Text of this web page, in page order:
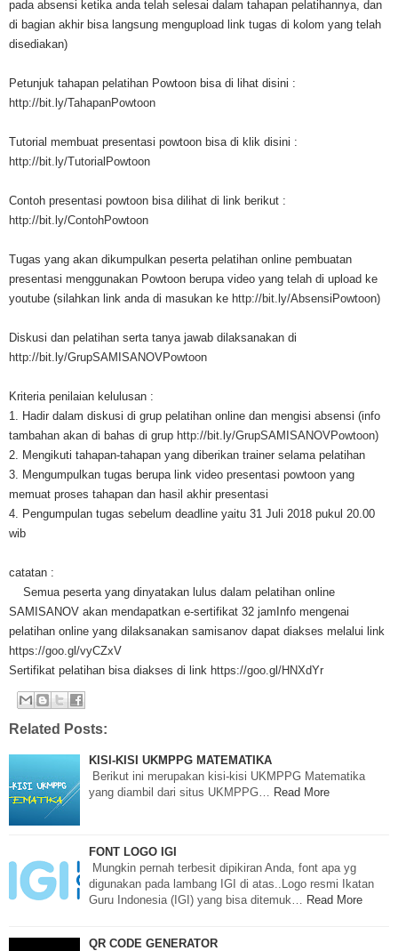
pada absensi ketika anda telah selesai dalam tahapan pelatihannya, dan
di bagian akhir bisa langsung mengupload link tugas di kolom yang telah
disediakan)
Petunjuk tahapan pelatihan Powtoon bisa di lihat disini :
http://bit.ly/TahapanPowtoon
Tutorial membuat presentasi powtoon bisa di klik disini :
http://bit.ly/TutorialPowtoon
Contoh presentasi powtoon bisa dilihat di link berikut :
http://bit.ly/ContohPowtoon
Tugas yang akan dikumpulkan peserta pelatihan online pembuatan
presentasi menggunakan Powtoon berupa video yang telah di upload ke
youtube (silahkan link anda di masukan ke http://bit.ly/AbsensiPowtoon)
Diskusi dan pelatihan serta tanya jawab dilaksanakan di
http://bit.ly/GrupSAMISANOVPowtoon
Kriteria penilaian kelulusan :
1. Hadir dalam diskusi di grup pelatihan online dan mengisi absensi (info
tambahan akan di bahas di grup http://bit.ly/GrupSAMISANOVPowtoon)
2. Mengikuti tahapan-tahapan yang diberikan trainer selama pelatihan
3. Mengumpulkan tugas berupa link video presentasi powtoon yang
memuat proses tahapan dan hasil akhir presentasi
4. Pengumpulan tugas sebelum deadline yaitu 31 Juli 2018 pukul 20.00
wib
catatan :
Semua peserta yang dinyatakan lulus dalam pelatihan online
SAMISANOV akan mendapatkan e-sertifikat 32 jamInfo mengenai
pelatihan online yang dilaksanakan samisanov dapat diakses melalui link
https://goo.gl/vyCZxV
Sertifikat pelatihan bisa diakses di link https://goo.gl/HNXdYr
Related Posts:
KISI-KISI UKMPPG MATEMATIKA
Berikut ini merupakan kisi-kisi UKMPPG Matematika
yang diambil dari situs UKMPPG…
Read More
FONT LOGO IGI
Mungkin pernah terbesit dipikiran Anda, font apa yg
digunakan pada lambang IGI di atas..Logo resmi Ikatan
Guru Indonesia (IGI) yang bisa ditemuk…
Read More
QR CODE GENERATOR